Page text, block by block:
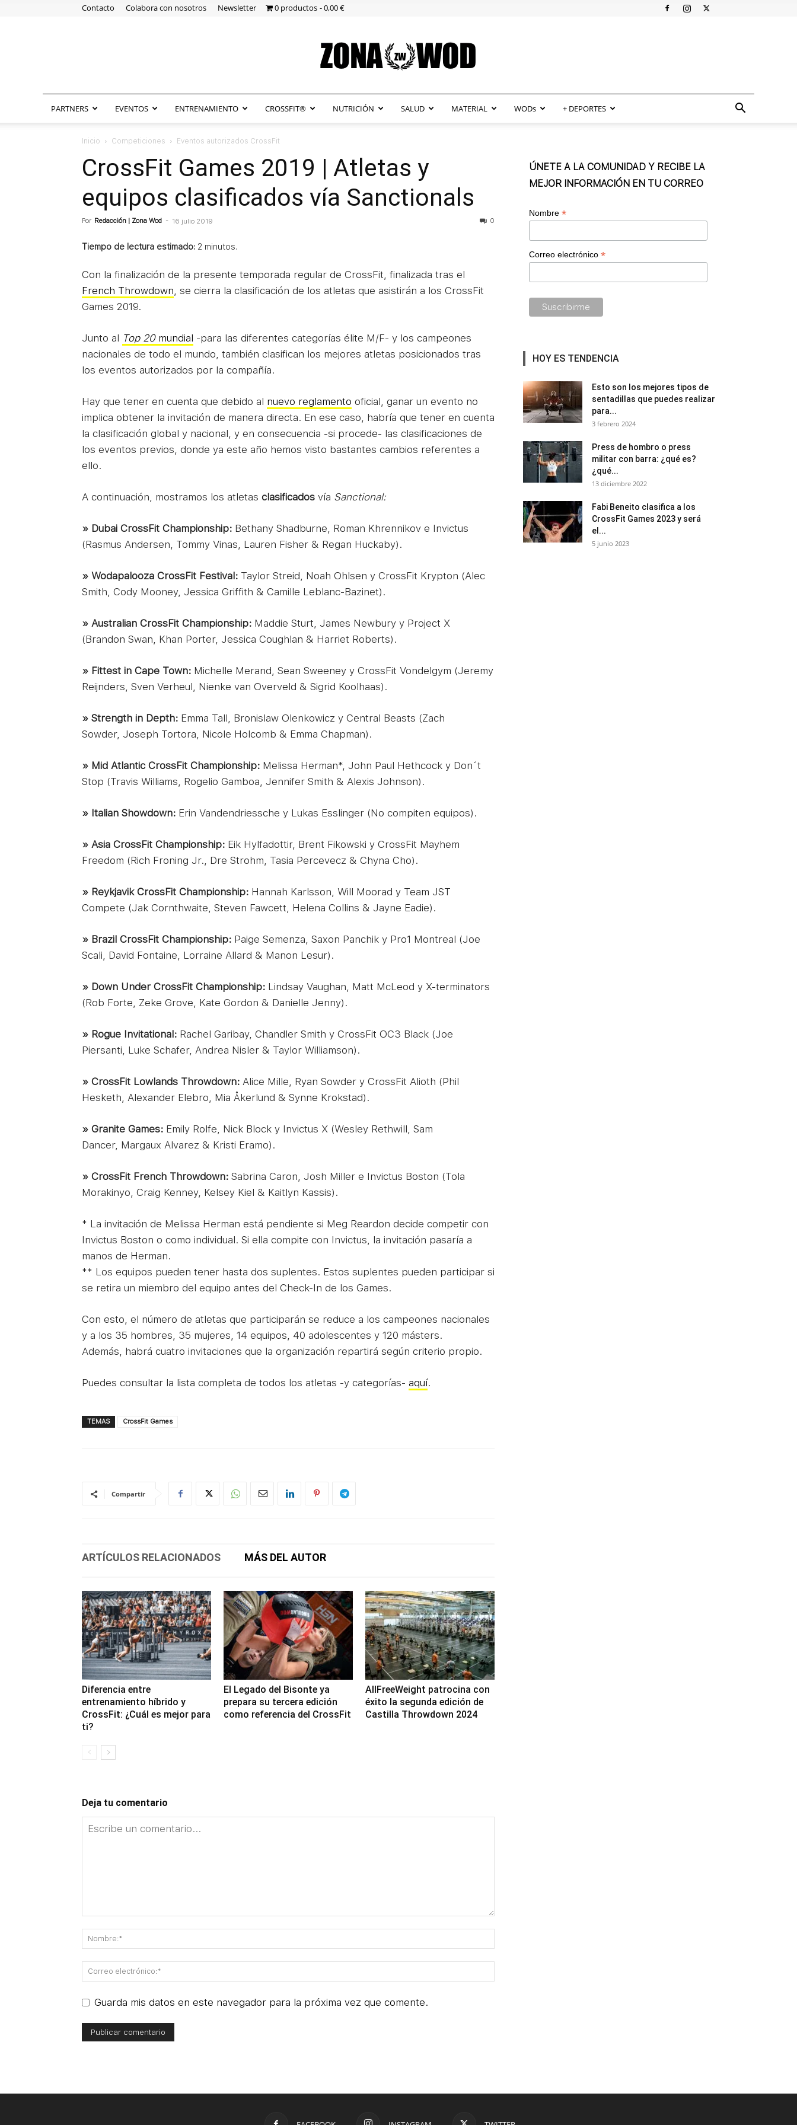
Contacto Colabora con nosotros Newsletter 0 productos 0,00 €
ZonaWOD
PARTNERS EVENTOS ENTRENAMIENTO CROSSFIT® NUTRICIÓN SALUD MATERIAL WODs + DEPORTES
Inicio Competiciones Eventos autorizados CrossFit
CrossFit Games 2019 | Atletas y
equipos clasificados vía Sanctionals
Por Redacción | Zona Wod - 16 julio 2019 0
Tiempo de lectura estimado: 2 minutos.
Con la finalización de la presente temporada regular de CrossFit, finalizada tras el
French Throwdown, se cierra la clasificación de los atletas que asistirán a los CrossFit
Games 2019.
Junto al Top 20mundial -para las diferentes categorías élite M/F- y los campeones
nacionales de todo el mundo, también clasifican los mejores atletas posicionados tras
los eventos autorizados por la compañía.
Hay que tener en cuenta que debido al nuevo reglamento oficial, ganar un evento no
implica obtener la invitación de manera directa. En ese caso, habría que tener en cuenta
la clasificación global y nacional, y en consecuencia -si procede- las clasificaciones de
los eventos previos, donde ya este año hemos visto bastantes cambios referentes a
ello.
A continuación, mostramos los atletas clasificados vía Sanctional:
» Dubai CrossFit Championship: Bethany Shadburne, Roman Khrennikov e Invictus
(Rasmus Andersen, Tommy Vinas, Lauren Fisher & Regan Huckaby).
» Wodapalooza CrossFit Festival: Taylor Streid, Noah Ohlsen y CrossFit Krypton (Alec
Smith, Cody Mooney, Jessica Griffith & Camille Leblanc-Bazinet).
» Australian CrossFit Championship: Maddie Sturt, James Newbury y Project X
(Brandon Swan, Khan Porter, Jessica Coughlan & Harriet Roberts).
» Fittest in Cape Town: Michelle Merand, Sean Sweeney y CrossFit Vondelgym (Jeremy
Reijnders, Sven Verheul, Nienke van Overveld & Sigrid Koolhaas).
» Strength in Depth: Emma Tall, Bronislaw Olenkowicz y Central Beasts (Zach
Sowder, Joseph Tortora, Nicole Holcomb & Emma Chapman).
» Mid Atlantic CrossFit Championship: Melissa Herman*, John Paul Hethcock y Don´t
Stop (Travis Williams, Rogelio Gamboa, Jennifer Smith & Alexis Johnson).
» Italian Showdown: Erin Vandendriessche y Lukas Esslinger (No compiten equipos).
» Asia CrossFit Championship: Eik Hylfadottir, Brent Fikowski y CrossFit Mayhem
Freedom (Rich Froning Jr., Dre Strohm, Tasia Percevecz & Chyna Cho).
» Reykjavik CrossFit Championship: Hannah Karlsson, Will Moorad y Team JST
Compete (Jak Cornthwaite, Steven Fawcett, Helena Collins & Jayne Eadie).
» Brazil CrossFit Championship: Paige Semenza, Saxon Panchik y Pro1 Montreal (Joe
Scali, David Fontaine, Lorraine Allard & Manon Lesur).
» Down Under CrossFit Championship: Lindsay Vaughan, Matt McLeod y X-terminators
(Rob Forte, Zeke Grove, Kate Gordon & Danielle Jenny).
» Rogue Invitational: Rachel Garibay, Chandler Smith y CrossFit OC3 Black (Joe
Piersanti, Luke Schafer, Andrea Nisler & Taylor Williamson).
» CrossFit Lowlands Throwdown: Alice Mille, Ryan Sowder y CrossFit Alioth (Phil
Hesketh, Alexander Elebro, Mia Åkerlund & Synne Krokstad).
» Granite Games: Emily Rolfe, Nick Block y Invictus X (Wesley Rethwill, Sam
Dancer, Margaux Alvarez & Kristi Eramo).
» CrossFit French Throwdown: Sabrina Caron, Josh Miller e Invictus Boston (Tola
Morakinyo, Craig Kenney, Kelsey Kiel & Kaitlyn Kassis).
* La invitación de Melissa Herman está pendiente si Meg Reardon decide competir con
Invictus Boston o como individual. Si ella compite con Invictus, la invitación pasaría a
manos de Herman.
** Los equipos pueden tener hasta dos suplentes. Estos suplentes pueden participar si
se retira un miembro del equipo antes del Check-In de los Games.
Con esto, el número de atletas que participarán se reduce a los campeones nacionales
y a los 35 hombres, 35 mujeres, 14 equipos, 40 adolescentes y 120 másters.
Además, habrá cuatro invitaciones que la organización repartirá según criterio propio.
Puedes consultar la lista completa de todos los atletas -y categorías- aquí.
TEMAS CrossFit Games
Compartir
ARTÍCULOS RELACIONADOS MÁS DEL AUTOR
Diferencia entre
entrenamiento híbrido y
CrossFit: ¿Cuál es mejor para
ti?
El Legado del Bisonte ya
prepara su tercera edición
como referencia del CrossFit
AllFreeWeight patrocina con
éxito la segunda edición de
Castilla Throwdown 2024
Deja tu comentario
Guarda mis datos en este navegador para la próxima vez que comente.
ÚNETE A LA COMUNIDAD Y RECIBE LA
MEJOR INFORMACIÓN EN TU CORREO
Nombre *
Correo electrónico *
HOY ES TENDENCIA
Esto son los mejores tipos de
sentadillas que puedes realizar
para...
3 febrero 2024
Press de hombro o press
militar con barra: ¿qué es?
¿qué...
13 diciembre 2022
Fabi Beneito clasifica a los
CrossFit Games 2023 y será
el...
5 junio 2023